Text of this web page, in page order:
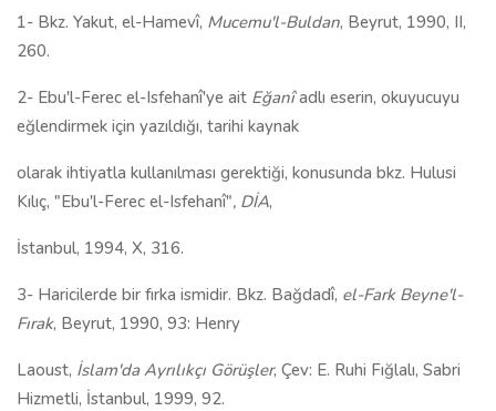
1- Bkz. Yakut, el-Hamevî, Mucemu'l-Buldan, Beyrut, 1990, II,
260.
2- Ebu'l-Ferec el-Isfehanî'ye ait Eğanîadlı eserin, okuyucuyu
eğlendirmek için yazıldığı, tarihi kaynak
olarak ihtiyatla kullanılması gerektiği, konusunda bkz. Hulusi
Kılıç, "Ebu'l-Ferec el-Isfehanî", DİA,
İstanbul, 1994, X, 316.
3- Haricilerde bir fırka ismidir. Bkz. Bağdadî, el-Fark Beyne'l-
Fırak, Beyrut, 1990, 93: Henry
Laoust, İslam'da Ayrılıkçı Görüşler, Çev: E. Ruhi Fığlalı, Sabri
Hizmetli, İstanbul, 1999, 92.